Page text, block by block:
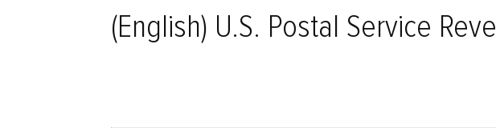
(English) U.S. Postal Service